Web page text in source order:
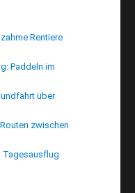
Rentiere
Paddeln im
über
zwischen
Tagesausflug